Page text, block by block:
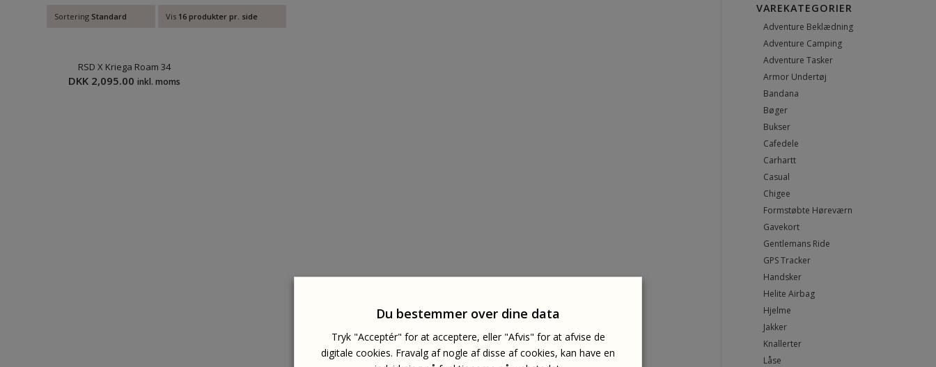
Sortering Standard Vis 16 produkter pr. side
RSD X Kriega Roam 34
DKK 2,095.00 inkl. moms
VAREKATEGORIER
Adventure Beklædning
Adventure Camping
Adventure Tasker
Armor Undertøj
Bandana
Bøger
Bukser
Cafedele
Carhartt
Casual
Chigee
Formstøbte Høreværn
Gavekort
Gentlemans Ride
GPS Tracker
Handsker
Helite Airbag
Hjelme
Jakker
Knallerter
Låse
Du bestemmer over dine data
Tryk "Acceptér" for at acceptere, eller "Afvis" for at afvise de
digitale cookies. Fravalg af nogle af disse af cookies, kan have en